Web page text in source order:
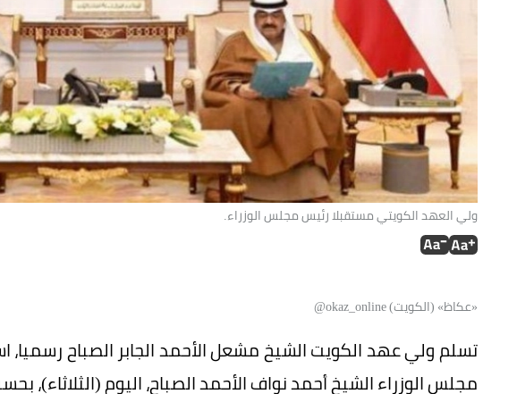
ولي العهد الكويتي مستقبلا رئيس مجلس الوزراء.
«عكاظ» (الكويت) okaz_online@
تسلم ولي عهد الكويت الشيخ مشعل الأحمد الجابر الصباح رسميا،
مجلس الوزراء الشيخ أحمد نواف الأحمد الصباح، اليوم (الثلاثاء)،